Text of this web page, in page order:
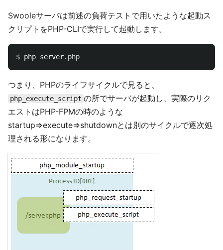
Swooleサーバは前述の負荷テストで用いたような起動ス
クリプトをPHP-CLIで実行して起動します。
$
つまり、PHPのライフサイクルで見ると、
php_execute_script の所でサーバが起動し、実際のリク
エストはPHP-FPMの時のような
startup⇒execute⇒shutdownとは別のサイクルで逐次処
理される形になります。